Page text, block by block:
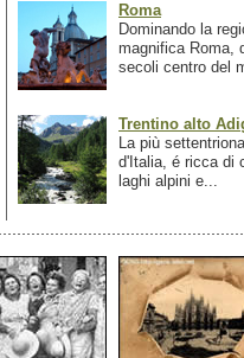
Roma
Dominando la
magnifica Roma,
secoli centro del
Trentino alto
La più
d'Italia, é ricca di
laghi alpini e...